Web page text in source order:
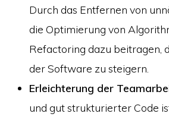
Durch das Entfernen von
die Optimierung von
Refactoring dazu beitragen,
der Software zu steigern.
Erleichterung der
und gut strukturierter Code